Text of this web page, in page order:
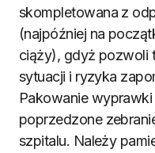
skompletowana z
(najpóźniej na
ciąży), gdyż pozwoli
sytuacji i ryzyka
Pakowanie
poprzedzone
szpitalu. Należy